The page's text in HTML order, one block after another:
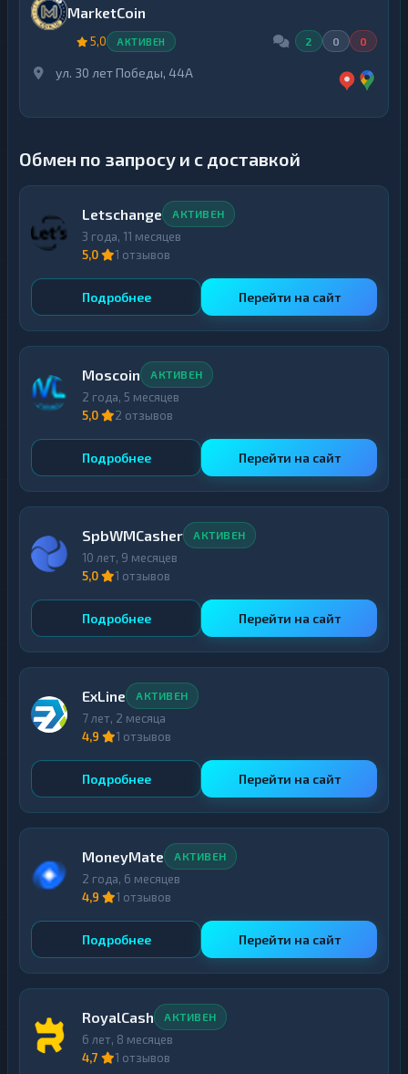
MarketCoin
5,0 АКТИВЕН 2 0 0
ул. 30 лет Победы, 44А
Обмен по запросу и с доставкой
Letschange АКТИВЕН
3 года, 11 месяцев
5,0
1 отзывов
Подробнее Перейти на сайт
Moscoin АКТИВЕН
2 года, 5 месяцев
5,0
2 отзывов
Подробнее Перейти на сайт
SpbWMCasher АКТИВЕН
10 лет, 9 месяцев
5,0
1 отзывов
Подробнее Перейти на сайт
ExLine АКТИВЕН
7 лет, 2 месяца
4,9
1 отзывов
Подробнее Перейти на сайт
MoneyMate АКТИВЕН
2 года, 6 месяцев
4,9
1 отзывов
Подробнее Перейти на сайт
RoyalCash АКТИВЕН
6 лет, 8 месяцев
4,7
1 отзывов